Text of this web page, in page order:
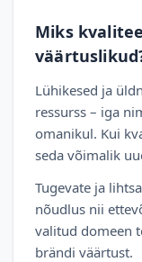
Miks
Lühikesed ja
ressurss – iga
omanikul. Kui
seda võimalik
Tugevate ja
nõudlus nii
valitud domeen
brändi väärtust.